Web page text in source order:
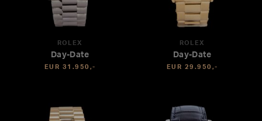
ROLEX
Day-Date
EUR 31.950,-
ROLEX
Day-Date
EUR 29.950,-